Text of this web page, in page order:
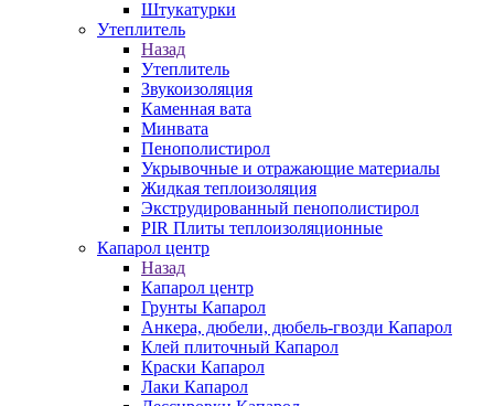
Штукатурки
Утеплитель
Назад
Утеплитель
Звукоизоляция
Каменная вата
Минвата
Пенополистирол
Укрывочные и отражающие материалы
Жидкая теплоизоляция
Экструдированный пенополистирол
PIR Плиты теплоизоляционные
Капарол центр
Назад
Капарол центр
Грунты Капарол
Анкера, дюбели, дюбель-гвозди Капарол
Клей плиточный Капарол
Краски Капарол
Лаки Капарол